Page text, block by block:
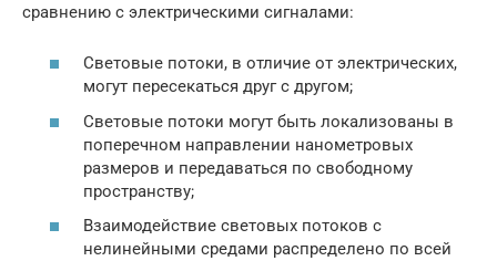
сравнению с электрическими сигналами:
Световые потоки, в отличие от электрических,
могут пересекаться друг с другом;
Световые потоки могут быть локализованы в
поперечном направлении нанометровых
размеров и передаваться по свободному
пространству;
Взаимодействие световых потоков с
нелинейными средами распределено по всей